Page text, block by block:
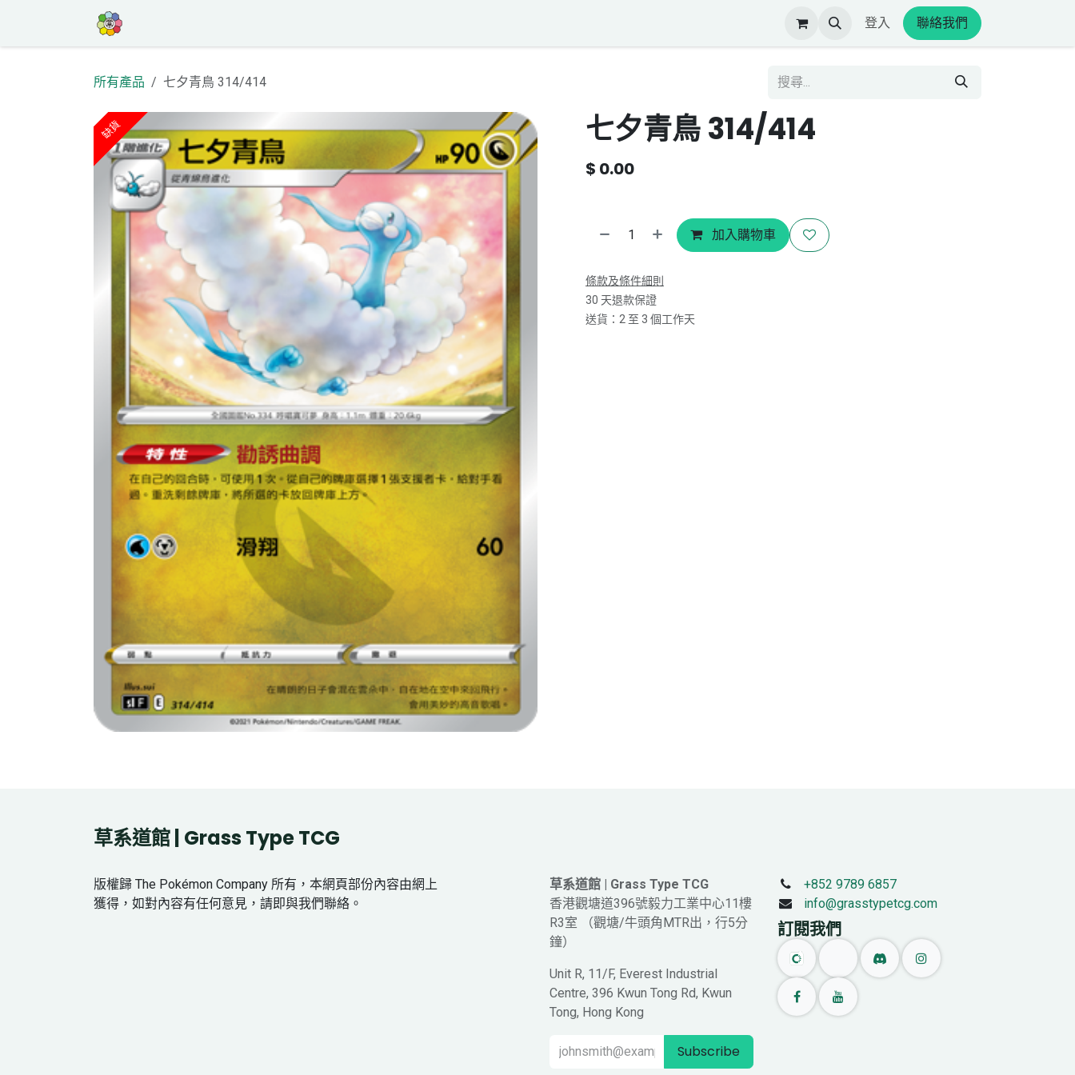
登入 聯絡我們
所有產品 七夕青鳥 314/414
缺貨 七夕青鳥 314/414
$ 0.00
加入購物車
條款及條件細則
30 天退款保證
送貨：2 至 3 個工作天
草系道館 | Grass Type TCG
版權歸 The Pokémon Company 所有，本網頁部份內容由網上
獲得，如對內容有任何意見，請即與我們聯絡。
草系道館 | Grass Type TCG
香港觀塘道396號毅力工業中心11樓
R3室 （觀塘/牛頭角MTR出，行5分
鐘）
Unit R, 11/F, Everest Industrial
Centre, 396 Kwun Tong Rd, Kwun
Tong, Hong Kong
Subscribe
+852 9789 6857
info@grasstypetcg.com
訂閱我們